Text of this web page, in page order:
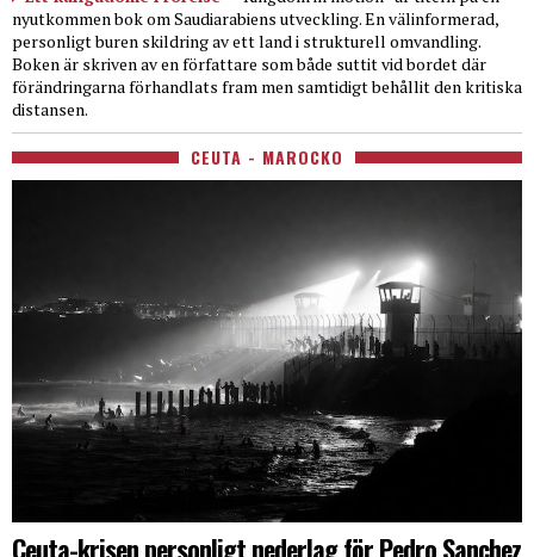
nyutkommen bok om Saudiarabiens utveckling. En välinformerad,
personligt buren skildring av ett land i strukturell omvandling.
Boken är skriven av en författare som både suttit vid bordet där
förändringarna förhandlats fram men samtidigt behållit den kritiska
distansen.
CEUTA - MAROCKO
Ceuta-krisen personligt nederlag för Pedro Sanchez